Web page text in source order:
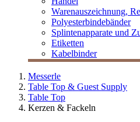
Warenauszeichnung,
Polyesterbindebänder
Splintenapparate und
Etiketten
Kabelbinder
Messerle
Table Top & Guest Supply
Table Top
Kerzen & Fackeln